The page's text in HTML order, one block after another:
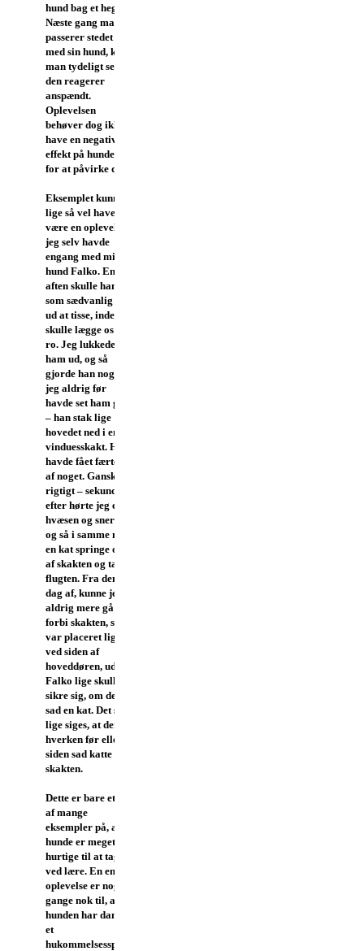
hund bag et hegn.
Næste gang man
passerer stedet
med sin hund, kan
man tydeligt se, at
den reagerer
anspændt.
Oplevelsen
behøver dog ikke
have en negativ
effekt på hunden
for at påvirke den.
Eksemplet kunne
lige så vel have
være en oplevelse,
jeg selv havde
engang med min
hund Falko. En
aften skulle han
som sædvanlig lige
ud at tisse, inden vi
skulle lægge os til
ro. Jeg lukkede
ham ud, og så
gjorde han noget,
jeg aldrig før
havde set ham gøre
– han stak lige
hovedet ned i en
vinduesskakt. Han
havde fået færten
af noget. Ganske
rigtigt – sekundet
efter hørte jeg en
hvæsen og snerren
og så i samme nu
en kat springe op
af skakten og tage
flugten. Fra den
dag af, kunne jeg
aldrig mere gå
forbi skakten, som
var placeret lige
ved siden af
hoveddøren, uden
Falko lige skulle
sikre sig, om der
sad en kat. Det skal
lige siges, at der
hverken før eller
siden sad katte i
skakten.
Dette er bare et par
af mange
eksempler på, at
hunde er meget
hurtige til at tage
ved lære. En enkelt
oplevelse er nogle
gange nok til, at
hunden har dannet
et
hukommelsesspor.